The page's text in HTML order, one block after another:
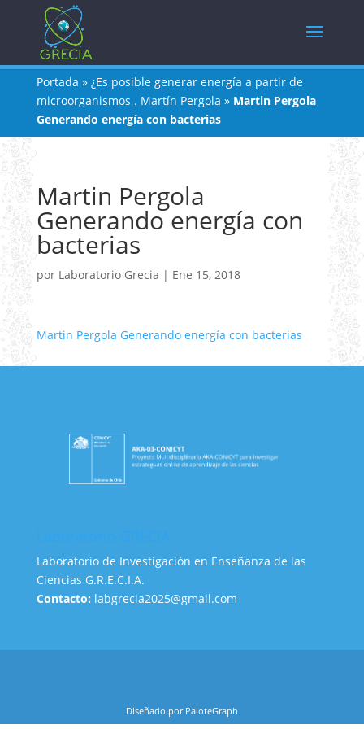
Portada » ¿Es posible generar energía a partir de
microorganismos . Martín Pergola » Martin Pergola
Generando energía con bacterias
Martin Pergola
Generando energía con
bacterias
por Laboratorio Grecia | Ene 15, 2018
Martin Pergola Generando energía con bacterias
Laboratorio de Investigación en Enseñanza de las
Ciencias G.R.E.C.I.A.
Contacto: labgrecia2025@gmail.com
Diseñado por PaloteGraph